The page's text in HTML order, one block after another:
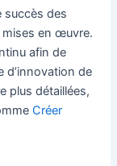
succès des
mises en œuvre.
afin de
d’innovation de
plus détaillées,
Créer